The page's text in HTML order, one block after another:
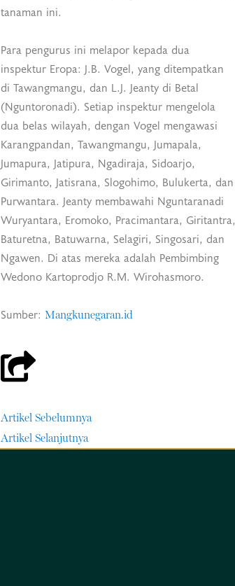
tanaman ini.
Para pengurus ini melapor kepada dua
inspektur Eropa: J.B. Vogel, yang ditempatkan
di Tawangmangu, dan L.J. Jeanty di Betal
(Nguntoronadi). Setiap inspektur mengelola
dua belas wilayah, dengan Vogel mengawasi
Karangpandan, Tawangmangu, Jumapala,
Jumapura, Jatipura, Ngadiraja, Sidoarjo,
Girimanto, Jatisrana, Slogohimo, Bulukerta, dan
Purwantara. Jeanty membawahi Nguntaranadi
Wuryantara, Eromoko, Pracimantara, Giritantra,
Baturetna, Batuwarna, Selagiri, Singosari, dan
Ngawen. Di atas mereka adalah Pembimbing
Wedono Kartoprodjo R.M. Wirohasmoro.
Sumber: Mangkunegaran.id
Artikel Sebelumnya
Artikel Selanjutnya